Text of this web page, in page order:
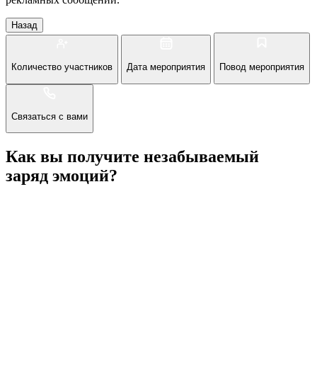
Назад
Количество участников Дата мероприятия Повод мероприятия
Связаться с вами
Как вы получите незабываемый
заряд эмоций?